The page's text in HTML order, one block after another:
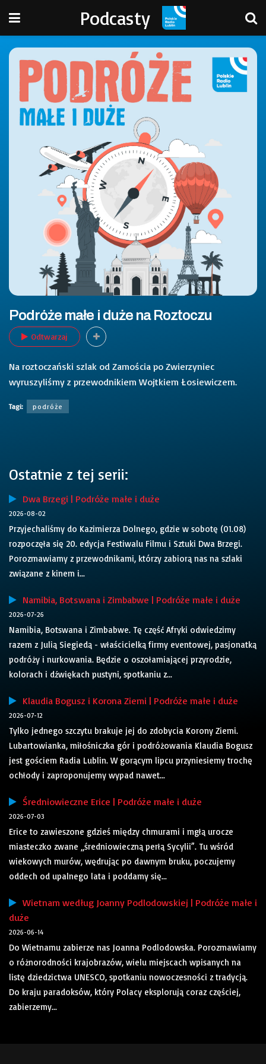
Podcasty
Podróże małe i duże na Roztoczu
Odtwarzaj
Na roztoczański szlak od Zamościa po Zwierzyniec
wyruszyliśmy z przewodnikiem Wojtkiem Łosiewiczem.
Tagi: podróże
Ostatnie z tej serii:
Dwa Brzegi | Podróże małe i duże
2026-08-02
Przyjechaliśmy do Kazimierza Dolnego, gdzie w sobotę (01.08)
rozpoczęła się 20. edycja Festiwalu Filmu i Sztuki Dwa Brzegi.
Porozmawiamy z przewodnikami, którzy zabiorą nas na szlaki
związane z kinem i...
Namibia, Botswana i Zimbabwe | Podróże małe i duże
2026-07-26
Namibia, Botswana i Zimbabwe. Tę część Afryki odwiedzimy
razem z Julią Siegiedą - właścicielką firmy eventowej, pasjonatką
podróży i nurkowania. Będzie o oszołamiającej przyrodzie,
kolorach i dźwiękach pustyni, spotkaniu z...
Klaudia Bogusz i Korona Ziemi | Podróże małe i duże
2026-07-12
Tylko jednego szczytu brakuje jej do zdobycia Korony Ziemi.
Lubartowianka, miłośniczka gór i podróżowania Klaudia Bogusz
jest gościem Radia Lublin. W gorącym lipcu przyniesiemy trochę
ochłody i zaproponujemy wypad nawet...
Średniowieczne Erice | Podróże małe i duże
2026-07-03
Erice to zawieszone gdzieś między chmurami i mgłą urocze
miasteczko zwane „średniowieczną perłą Sycylii”. Tu wśród
wiekowych murów, wędrując po dawnym bruku, poczujemy
oddech od upalnego lata i poddamy się...
Wietnam według Joanny Podlodowskiej | Podróże małe i
duże
2026-06-14
Do Wietnamu zabierze nas Joanna Podlodowska. Porozmawiamy
o różnorodności krajobrazów, wielu miejscach wpisanych na
listę dziedzictwa UNESCO, spotkaniu nowoczesności z tradycją.
Do kraju paradoksów, który Polacy eksplorują coraz częściej,
zabierzemy...